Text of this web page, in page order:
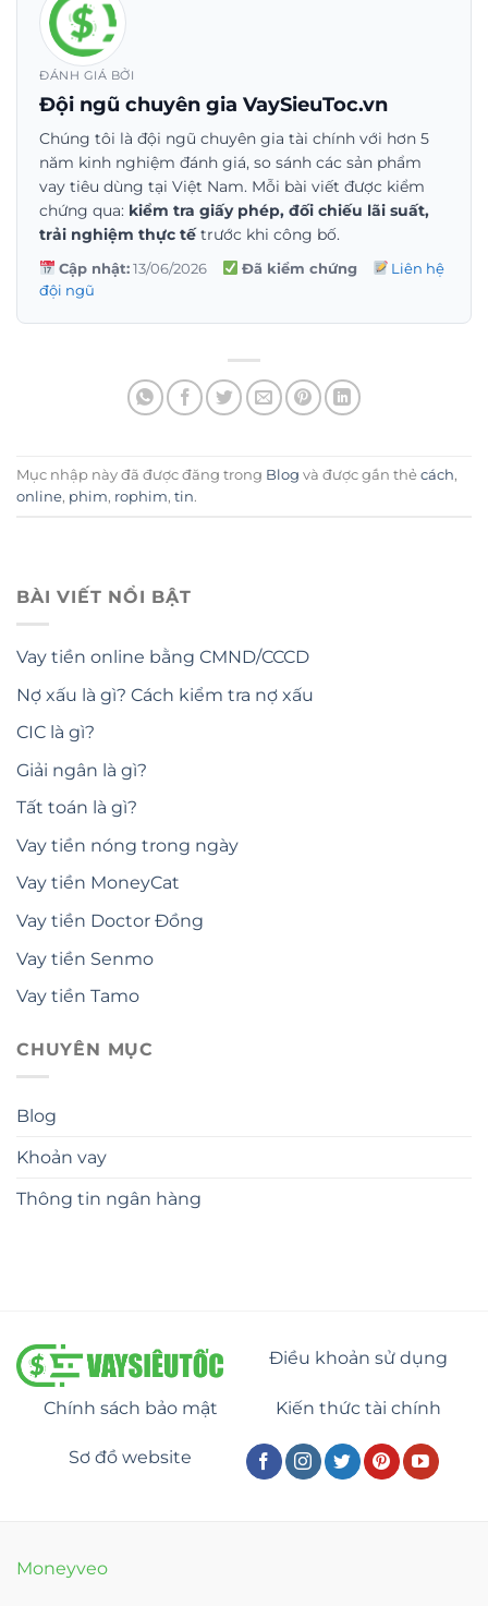
ĐÁNH GIÁ BỞI
Đội ngũ chuyên gia VaySieuToc.vn
Chúng tôi là đội ngũ chuyên gia tài chính với hơn 5
năm kinh nghiệm đánh giá, so sánh các sản phẩm
vay tiêu dùng tại Việt Nam. Mỗi bài viết được kiểm
chứng qua: kiểm tra giấy phép, đối chiếu lãi suất,
trải nghiệm thực tếtrước khi công bố.
Cập nhật:13/06/2026 Đã kiểm chứng
Liên hệ
đội ngũ
Mục nhập này đã được đăng trong Blog và được gắn thẻ cách,
online, phim, rophim, tin.
BÀI VIẾT NỔI BẬT
Vay tiền online bằng CMND/CCCD
Nợ xấu là gì? Cách kiểm tra nợ xấu
CIC là gì?
Giải ngân là gì?
Tất toán là gì?
Vay tiền nóng trong ngày
Vay tiền MoneyCat
Vay tiền Doctor Đồng
Vay tiền Senmo
Vay tiền Tamo
CHUYÊN MỤC
Blog
Khoản vay
Thông tin ngân hàng
Điều khoản sử dụng
Chính sách bảo mật Kiến thức tài chính
Sơ đồ website
Moneyveo